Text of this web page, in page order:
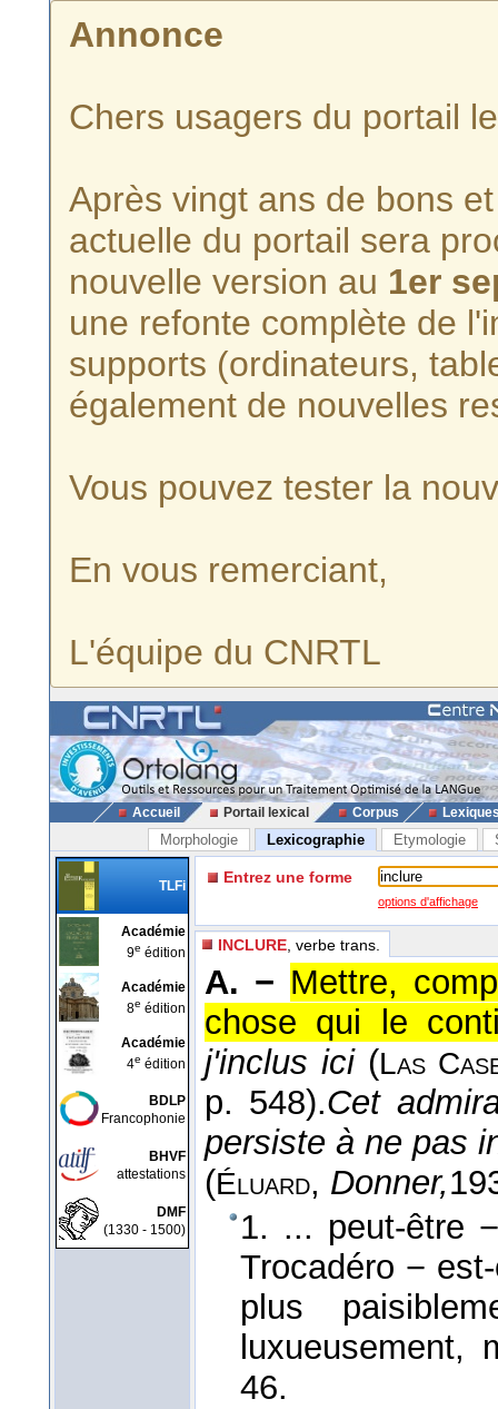
Annonce
Chers usagers du portail
Après vingt ans de bons
actuelle du portail sera
nouvelle version au 1er
une refonte complète de
supports (ordinateurs,
également de nouvelles
Vous pouvez tester la
En vous remerciant,
L'équipe du CNRTL
Accueil Portail lexical Corpus
Morphologie Lexicographie Etymologie
TLFi
Académie
9e édition
Académie
8e édition
Académie
4e édition
BDLP
Francophonie
BHVF
attestations
DMF
(1330 - 1500)
Entrez une forme
options d'affichage
INCLURE , verbe trans.
A. − Mettre,
chose qui le
j'inclus ici (Las
p. 548).Cet
persiste à ne pas
(Éluard, Donner,
1. ... peut-être
Trocadéro −
plus
luxueusement,
46.